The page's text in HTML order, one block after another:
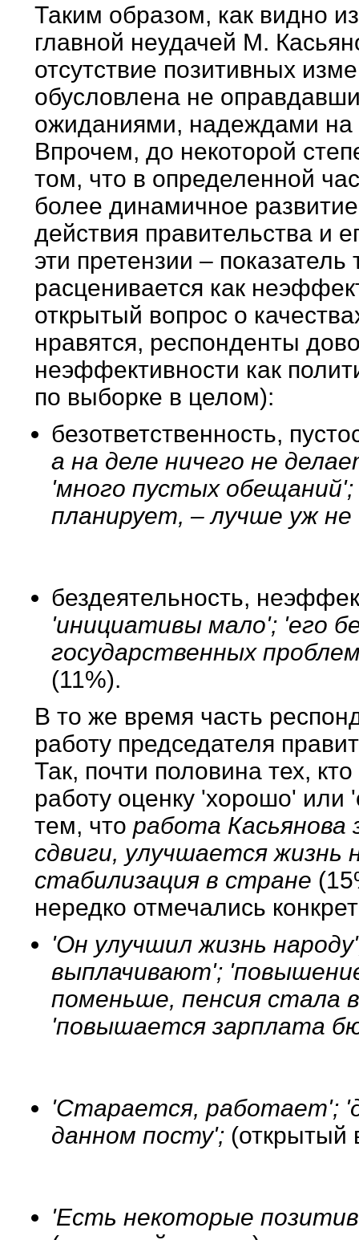
Таким образом, как видно
главной неудачей М.
отсутствие позитивных
обусловлена не
ожиданиями, надеждами
Впрочем, до некоторой
том, что в определенной
более динамичное
действия правительства и
эти претензии –
расценивается как
открытый вопрос о
нравятся, респонденты
неэффективности как
по выборке в целом):
безответственность,
а на деле ничего не
'много пустых
планирует, – лучше уж
бездеятельность,
'инициативы мало'; 'его
государственных
(11%).
В то же время часть
работу председателя
Так, почти половина тех,
работу оценку 'хорошо' или
тем, что работа
сдвиги, улучшается жизнь
стабилизация в стране
нередко отмечались
'Он улучшил жизнь
выплачивают';
поменьше, пенсия стала
'повышается зарплата
'Старается, работает';
данном посту'; (открытый
'Есть некоторые